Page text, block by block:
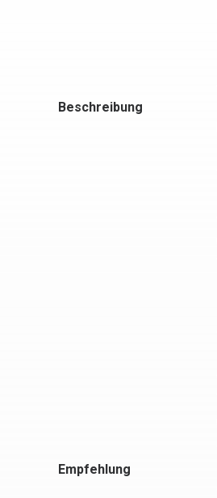
Beschreibung
Empfehlung